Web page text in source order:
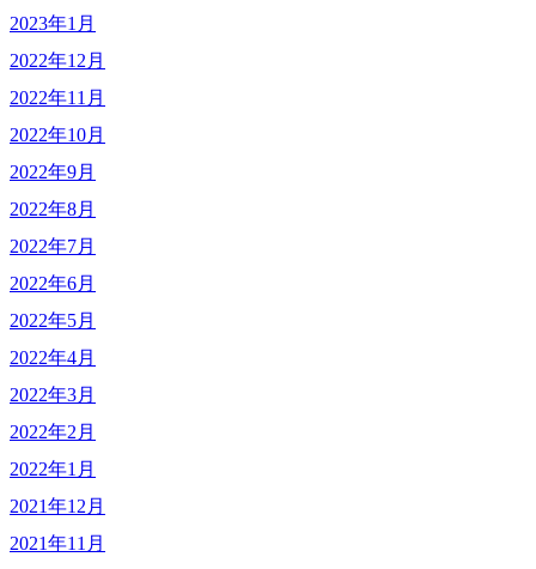
2023年1月
2022年12月
2022年11月
2022年10月
2022年9月
2022年8月
2022年7月
2022年6月
2022年5月
2022年4月
2022年3月
2022年2月
2022年1月
2021年12月
2021年11月